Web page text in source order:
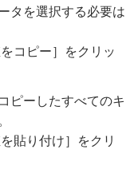
タを選択する必要は
コピー］をクリッ
ピーしたすべてのキ
貼り付け］をクリ